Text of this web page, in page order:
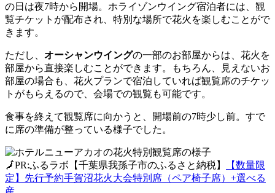
の日は夜7時から開場。ホライゾンウイング宿泊者には、観
覧チケットが配布され、特別な場所で花火を楽しむことがで
きます。
ただし、 オーシャンウイングの一部のお部屋からは、花火を
部屋から直接楽しむことができます。もちろん、見えないお
部屋の場合も、花火プランで宿泊していれば観覧席のチケッ
トがもらえるので、会場での観覧も可能です。
食事を終えて観覧席に向かうと、開場前の7時少し前。すで
に席の準備が整っている様子でした。
🗾PR:ふるラボ【千葉県我孫子市のふるさと納税】
【数量限
定】先行予約手賀沼花火大会特別席（ペア椅子席）+選べる
産...